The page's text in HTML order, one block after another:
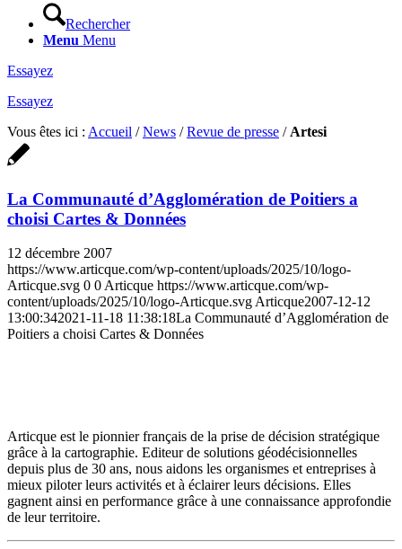
Rechercher
Menu Menu
Essayez
Essayez
Vous êtes ici : Accueil /News /Revue de presse / Artesi
La Communauté d’Agglomération de Poitiers a
choisi Cartes & Données
12 décembre 2007
https://www.articque.com/wp-content/uploads/2025/10/logo-
Articque.svg 0 0 Articque https://www.articque.com/wp-
content/uploads/2025/10/logo-Articque.svg Articque2007-12-12
13:00:342021-11-18 11:38:18La Communauté d’Agglomération de
Poitiers a choisi Cartes & Données
Articque est le pionnier français de la prise de décision stratégique
grâce à la cartographie. Editeur de solutions géodécisionnelles
depuis plus de 30 ans, nous aidons les organismes et entreprises à
mieux piloter leurs activités et à éclairer leurs décisions. Elles
gagnent ainsi en performance grâce à une connaissance approfondie
de leur territoire.